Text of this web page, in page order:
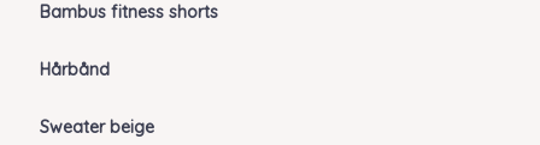
Bambus fitness shorts
Hårbånd
Sweater beige